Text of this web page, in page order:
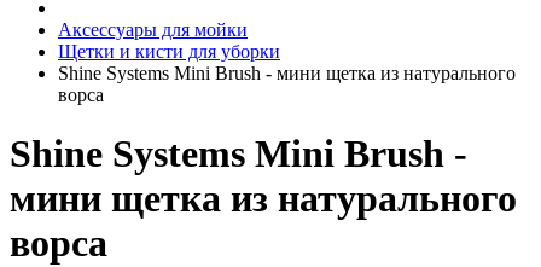
Аксессуары для мойки
Щетки и кисти для уборки
Shine Systems Mini Brush - мини щетка из натурального
ворса
Shine Systems Mini Brush -
мини щетка из натурального
ворса